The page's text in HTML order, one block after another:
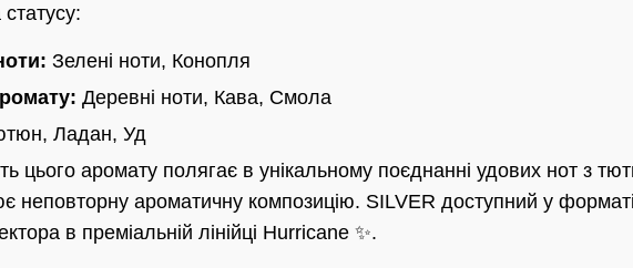
статусу:
Зелені ноти, Конопля
Деревні ноти, Кава, Смола
Ладан, Уд
цього аромату полягає в унікальному поєднанні удових нот з
неповторну ароматичну композицію. SILVER доступний у
в преміальній лінійці Hurricane ✨.